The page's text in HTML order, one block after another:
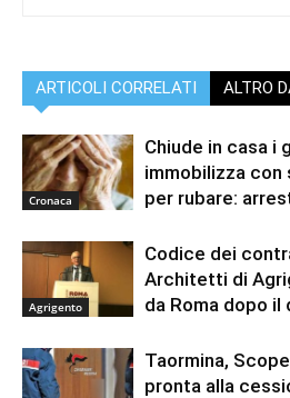
ARTICOLI CORRELATI ALTRO
Cronaca
Chiude in casa i
immobilizza con
per rubare:
Agrigento
Codice dei
Architetti di
da Roma dopo
Taormina,
pronta alla